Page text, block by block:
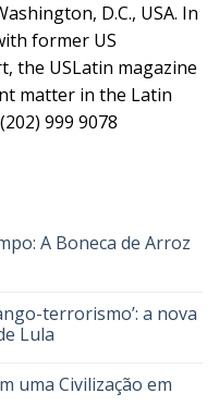
D.C., USA. In
former US
the USLatin magazine
matter in the Latin
999 9078
A Boneca de Arroz
terrorismo’: a nova
Lula
uma Civilização em